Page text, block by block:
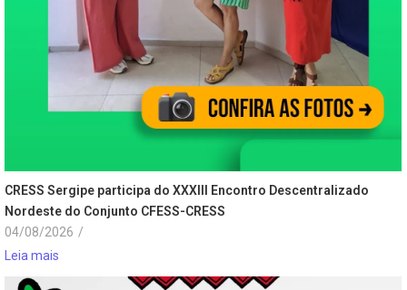
CRESS Sergipe participa do XXXIII Encontro Descentralizado
Nordeste do Conjunto CFESS-CRESS
04/08/2026 /
Leia mais